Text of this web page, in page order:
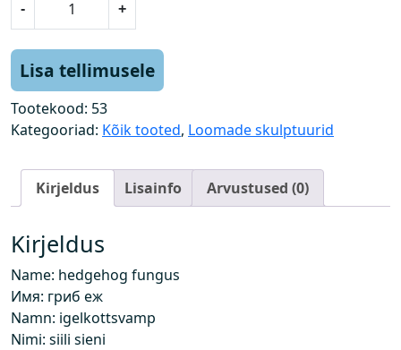
-
s
e
e
a
k
o
g
u
s
+
Lisa tellimusele
Tootekood: 53
Kategooriad: Kõik tooted, Loomade skulptuurid
Kirjeldus Lisainfo Arvustused (0)
Kirjeldus
Name: hedgehog fungus
Имя: гриб еж
Namn: igelkottsvamp
Nimi: siili sieni